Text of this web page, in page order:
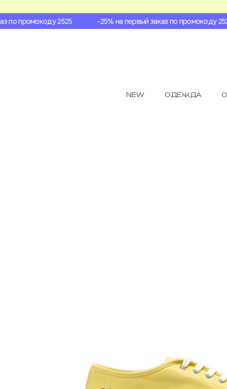
промокоду 2525 -25% на первый заказ по промокоду 2525
NEW ОДЕЖДА